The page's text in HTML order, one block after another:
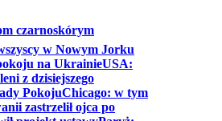
czarnoskórym
w Nowym Jorku
na UkrainieUSA:
z dzisiejszego
PokojuChicago: w tym
zastrzelił ojca po